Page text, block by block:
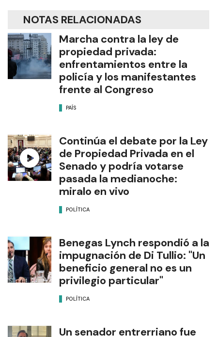
NOTAS RELACIONADAS
Marcha contra la ley de
propiedad privada:
enfrentamientos entre la
policía y los manifestantes
frente al Congreso
PAÍS
Continúa el debate por la Ley
de Propiedad Privada en el
Senado y podría votarse
pasada la medianoche:
miralo en vivo
POLÍTICA
Benegas Lynch respondió a la
impugnación de Di Tullio: "Un
beneficio general no es un
privilegio particular"
POLÍTICA
Un senador entrerriano fue